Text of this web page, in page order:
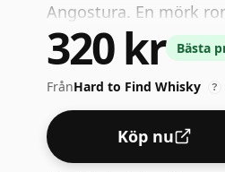
Angostura. En mörk
320 kr Bästa
FrånHard to Find Whisky ?
Köp nu